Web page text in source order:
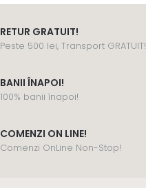
RETUR GRATUIT!
Peste 500 lei, Transport GRATUIT!
BANII ÎNAPOI!
100% banii înapoi!
COMENZI ON LINE!
Comenzi OnLine Non-Stop!